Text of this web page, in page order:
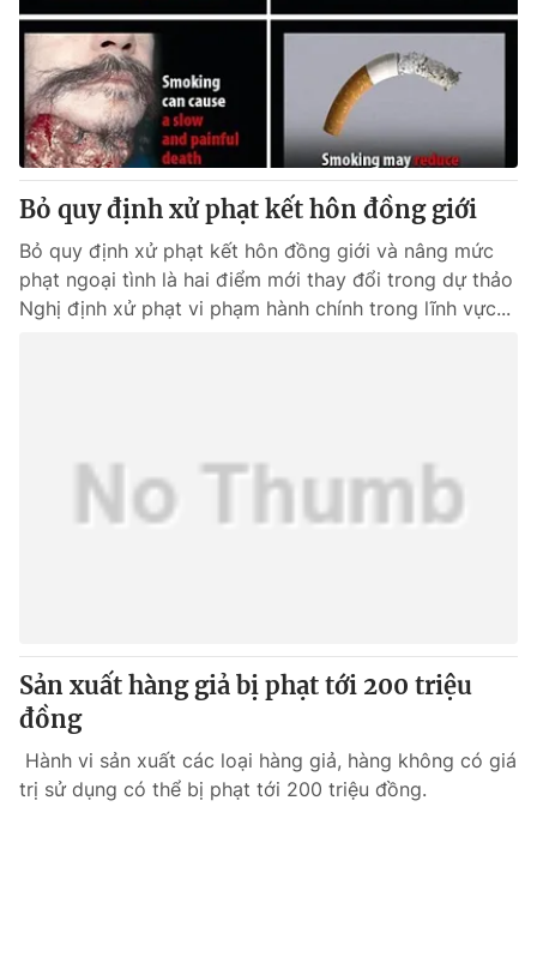
Bỏ quy định xử phạt kết hôn đồng giới
Bỏ quy định xử phạt kết hôn đồng giới và nâng mức
phạt ngoại tình là hai điểm mới thay đổi trong dự thảo
Nghị định xử phạt vi phạm hành chính trong lĩnh vực...
Sản xuất hàng giả bị phạt tới 200 triệu
đồng
Hành vi sản xuất các loại hàng giả, hàng không có giá
trị sử dụng có thể bị phạt tới 200 triệu đồng.